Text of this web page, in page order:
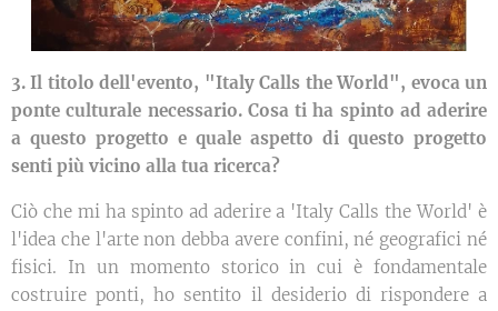
3. Il titolo dell'evento, "Italy Calls the World", evoca un
ponte culturale necessario. Cosa ti ha spinto ad aderire
a questo progetto e quale aspetto di questo progetto
senti più vicino alla tua ricerca?
Ciò che mi ha spinto ad aderire a 'Italy Calls the World' è
l'idea che l'arte non debba avere confini, né geografici né
fisici. In un momento storico in cui è fondamentale
costruire ponti, ho sentito il desiderio di rispondere a